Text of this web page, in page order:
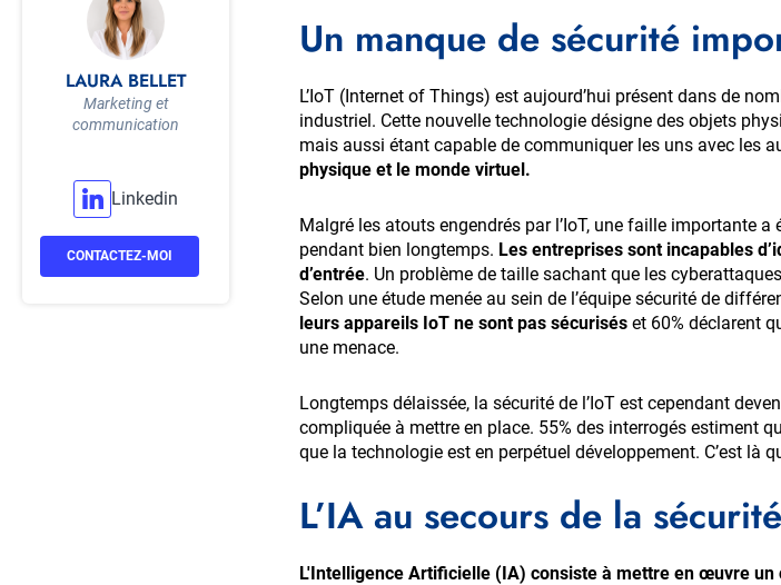
LAURA BELLET
Marketing et
communication
Linkedin
CONTACTEZ-MOI
Un manque de sécurité
L’IoT (Internet of Things) est aujourd’hui présent dans de
industriel. Cette nouvelle technologie désigne des objets
mais aussi étant capable de communiquer les uns avec les
physique et le monde virtuel.
Malgré les atouts engendrés par l’IoT, une faille importante
pendant bien longtemps. Les entreprises sont incapables
d’entrée. Un problème de taille sachant que les
Selon une étude menée au sein de l’équipe sécurité de
leurs appareils IoT ne sont pas sécurisés et 60% déclarent
une menace.
Longtemps délaissée, la sécurité de l’IoT est cependant
compliquée à mettre en place. 55% des interrogés estiment
que la technologie est en perpétuel développement. C’est là
L’IA au secours de la
L'Intelligence Artificielle (IA) consiste à mettre en œuvre